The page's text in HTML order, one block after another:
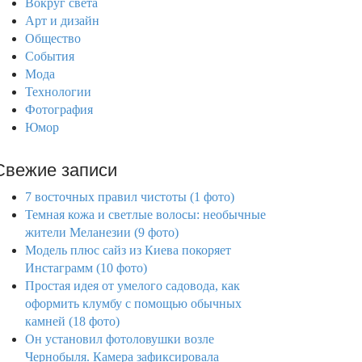
Вокруг света
Арт и дизайн
Общество
События
Мода
Технологии
Фотография
Юмор
записи
7 восточных правил чистоты (1 фото)
Темная кожа и светлые волосы: необычные
жители Меланезии (9 фото)
Модель плюс сайз из Киева покоряет
Инстаграмм (10 фото)
Простая идея от умелого садовода, как
оформить клумбу с помощью обычных
камней (18 фото)
Он установил фотоловушки возле
Чернобыля. Камера зафиксировала